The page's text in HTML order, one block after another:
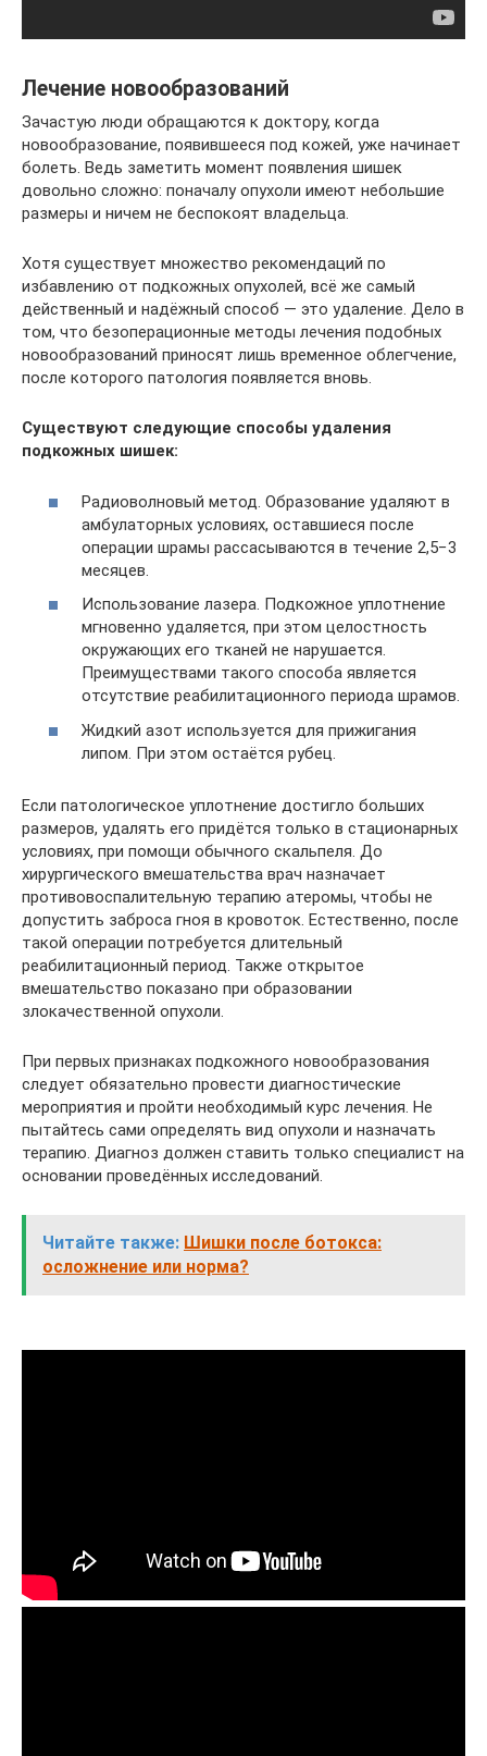
Лечение новообразований
Зачастую люди обращаются к доктору, когда
новообразование, появившееся под кожей, уже начинает
болеть. Ведь заметить момент появления шишек
довольно сложно: поначалу опухоли имеют небольшие
размеры и ничем не беспокоят владельца.
Хотя существует множество рекомендаций по
избавлению от подкожных опухолей, всё же самый
действенный и надёжный способ — это удаление. Дело в
том, что безоперационные методы лечения подобных
новообразований приносят лишь временное облегчение,
после которого патология появляется вновь.
Существуют следующие способы удаления
подкожных шишек:
Радиоволновый метод. Образование удаляют в
амбулаторных условиях, оставшиеся после
операции шрамы рассасываются в течение 2,5−3
месяцев.
Использование лазера. Подкожное уплотнение
мгновенно удаляется, при этом целостность
окружающих его тканей не нарушается.
Преимуществами такого способа является
отсутствие реабилитационного периода шрамов.
Жидкий азот используется для прижигания
липом. При этом остаётся рубец.
Если патологическое уплотнение достигло больших
размеров, удалять его придётся только в стационарных
условиях, при помощи обычного скальпеля. До
хирургического вмешательства врач назначает
противовоспалительную терапию атеромы, чтобы не
допустить заброса гноя в кровоток. Естественно, после
такой операции потребуется длительный
реабилитационный период. Также открытое
вмешательство показано при образовании
злокачественной опухоли.
При первых признаках подкожного новообразования
следует обязательно провести диагностические
мероприятия и пройти необходимый курс лечения. Не
пытайтесь сами определять вид опухоли и назначать
терапию. Диагноз должен ставить только специалист на
основании проведённых исследований.
Читайте также: Шишки после ботокса:
осложнение или норма?